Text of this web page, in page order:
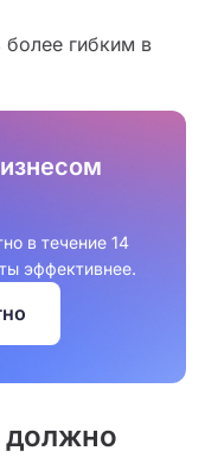
более гибким в
в течение 14
эффективнее.
должно